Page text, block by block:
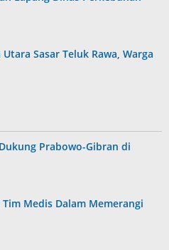
Sasar Teluk Rawa, Warga
Prabowo-Gibran di
Medis Dalam Memerangi